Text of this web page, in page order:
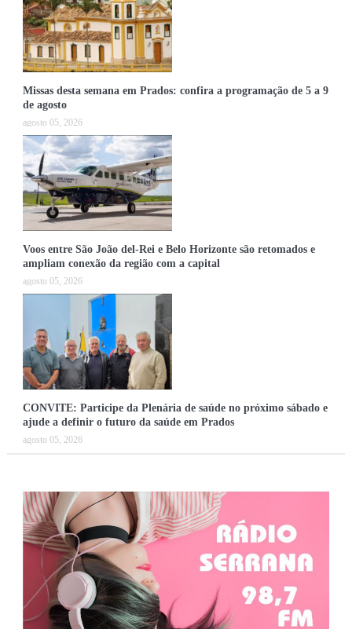
Missas desta semana em Prados: confira a programação de 5 a 9
de agosto
agosto 05, 2026
Voos entre São João del-Rei e Belo Horizonte são retomados e
ampliam conexão da região com a capital
agosto 05, 2026
CONVITE: Participe da Plenária de saúde no próximo sábado e
ajude a definir o futuro da saúde em Prados
agosto 05, 2026